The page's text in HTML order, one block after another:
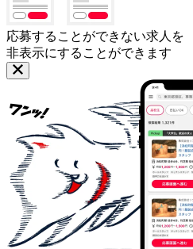
応募することができない求人を
非表示にすることができます